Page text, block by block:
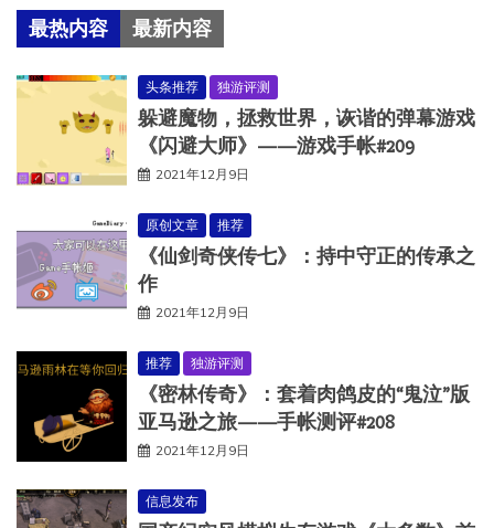
最热内容 最新内容
头条推荐 独游评测
躲避魔物，拯救世界，诙谐的弹幕游戏
《闪避大师》——游戏手帐#209
2021年12月9日
原创文章 推荐
《仙剑奇侠传七》：持中守正的传承之
作
2021年12月9日
推荐 独游评测
《密林传奇》：套着肉鸽皮的“鬼泣”版
亚马逊之旅——手帐测评#208
2021年12月9日
信息发布